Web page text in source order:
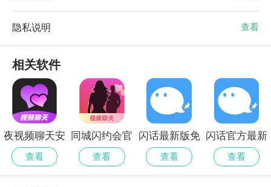
隐私说明 查看
相关软件
夜视频聊天安
卓正版
查看
同城闪约会官
方安卓版
查看
闪话最新版免
费
查看
闪话官方最新
版
查看